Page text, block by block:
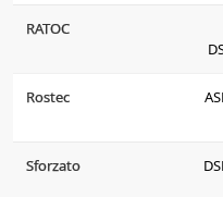
RATOC
Rostec
Sforzato